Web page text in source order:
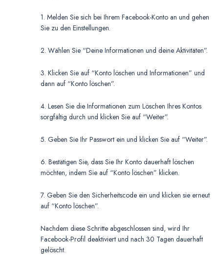
1. Melden Sie sich bei Ihrem Facebook-Konto an und gehen
Sie zu den Einstellungen.
2. Wählen Sie “Deine Informationen und deine Aktivitäten”.
3. Klicken Sie auf “Konto löschen und Informationen” und
dann auf “Konto löschen”.
4. Lesen Sie die Informationen zum Löschen Ihres Kontos
sorgfältig durch und klicken Sie auf “Weiter”.
5. Geben Sie Ihr Passwort ein und klicken Sie auf “Weiter”.
6. Bestätigen Sie, dass Sie Ihr Konto dauerhaft löschen
möchten, indem Sie auf “Konto löschen” klicken.
7. Geben Sie den Sicherheitscode ein und klicken sie erneut
auf “Konto löschen”.
Nachdem diese Schritte abgeschlossen sind, wird Ihr
Facebook-Profil deaktiviert und nach 30 Tagen dauerhaft
gelöscht.